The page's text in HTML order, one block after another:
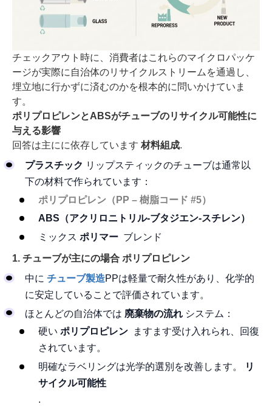
チェックアウト時に、消費者はこれらのマイクロパッケ
ージが実際に自治体のリサイクルストリームを通過し、
埋立地に行かずに済むのかを根本的に問いかけていま
す。
ポリプロピレンとABSがチューブのリサイクル可能性に
与える影響
回答は主にに依存しています 材料組成.
プラスチック リップスティックのチューブは通常以
下の材料で作られています：
ポリプロピレン（PP – 樹脂コード #5）
ABS（アクリロニトリル-ブタジエン-スチレン）
ミックス ポリマー ブレンド
1. チューブが主にの場合 ポリプロピレン
中に チューブ製造PPは軽量で耐久性があり、化学的
に安定していることで評価されています。
ほとんどの自治体では 廃棄物の流れ システム：
硬い ポリプロピレン
ますます受け入れられ、回復
されています。
明確なラベリングは光学的選別を改善します。
リ
サイクル可能性
.